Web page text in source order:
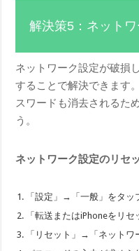
解決策5：ネット
ネットワーク設定が破損
することで解決できます
スワードも消去されるた
う。
ネットワーク設定のリセ
「設定」→「一般」をタッ
「転送またはiPhoneをリセ
「リセット」→「ネット